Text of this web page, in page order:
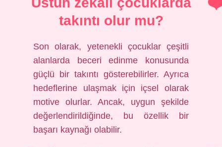
takıntı olur mu?
Son olarak, yetenekli çocuklar çeşitli
alanlarda beceri edinme konusunda
güçlü bir takıntı gösterebilirler. Ayrıca
hedeflerine ulaşmak için içsel olarak
motive olurlar. Ancak, uygun şekilde
değerlendirildiğinde, bu özellik bir
başarı kaynağı olabilir.